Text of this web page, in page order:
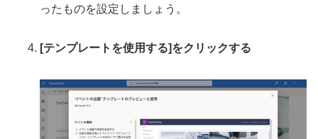
ったものを設定しましょう。
[テンプレートを使用する]をクリックする